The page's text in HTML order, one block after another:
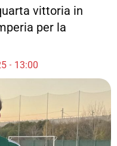
vittoria in
per la
13:00